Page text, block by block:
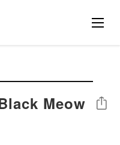
Meow Share